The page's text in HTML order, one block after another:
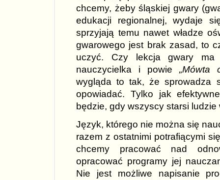
chcemy, żeby śląskiej gwary
edukacji regionalnej, wydaje
sprzyjają temu nawet władze
gwarowego jest brak zasad, to
uczyć. Czy lekcja gwary ma
nauczycielka i powie „Mówta
wygląda to tak, że sprowadza
opowiadać. Tylko jak
będzie, gdy wszyscy starsi ludzie
Język, którego nie można się
razem z ostatnimi potrafiącymi
chcemy pracować nad
opracować programy jej
Nie jest możliwe napisanie